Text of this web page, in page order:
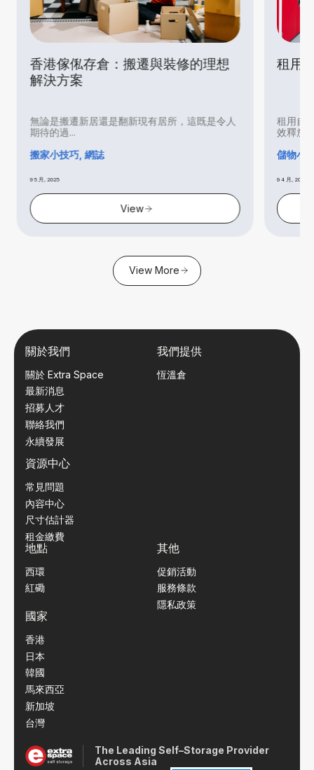
香港傢俬存倉：搬遷與裝修的理想
解決方案
無論是搬遷新居還是翻新現有居所，這既是令人
期待的過...
搬家小技巧, 網誌
9 5 月, 2025
View
租用
租用自
效釋放
儲物小
9 4 月, 2025
View More
關於我們
關於 Extra Space
最新消息
招募人才
聯絡我們
永續發展
資源中心
常見問題
內容中心
尺寸估計器
租金繳費
我們提供
恆溫倉
地點
西環
紅磡
其他
促銷活動
服務條款
隱私政策
國家
香港
日本
韓國
馬來西亞
新加坡
台灣
The Leading Self–Storage Provider
Across Asia